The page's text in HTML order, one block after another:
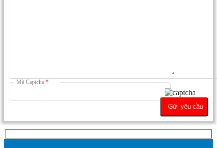
Mã Captcha *